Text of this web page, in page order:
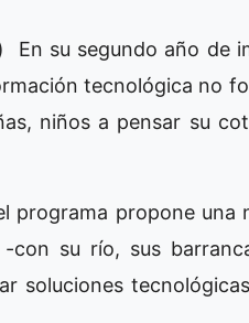
En su segundo año de
tecnológica no
niños a pensar su
programa propone una
con su río, sus
soluciones